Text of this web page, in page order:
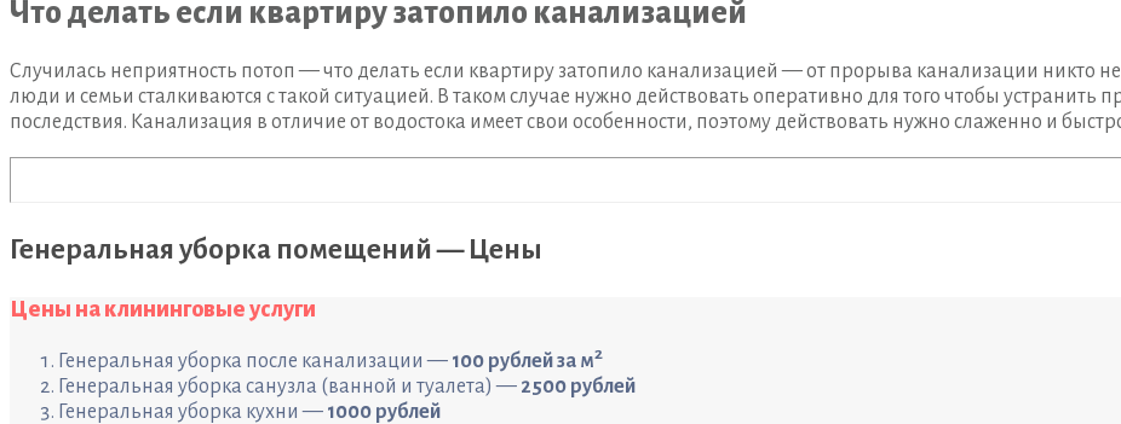
Что делать если квартиру затопило канализацией
Случилась неприятность потоп — что делать если квартиру затопило канализацией — от прорыва канализации никто
люди и семьи сталкиваются с такой ситуацией. В таком случае нужно действовать оперативно для того чтобы устранить
последствия. Канализация в отличие от водостока имеет свои особенности, поэтому действовать нужно слаженно и
Генеральная уборка помещений — Цены
Цены на клининговые услуги
Генеральная уборка после канализации — 100 рублей за м2
Генеральная уборка санузла (ванной и туалета) — 2500 рублей
Генеральная уборка кухни — 1000 рублей